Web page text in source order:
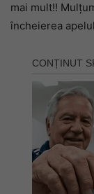
mai mult!!
încheierea